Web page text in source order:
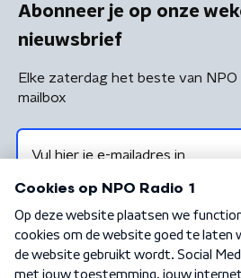
Abonneer je op onze
nieuwsbrief
Elke zaterdag het beste van NPO
mailbox
Algemene voorwaarden